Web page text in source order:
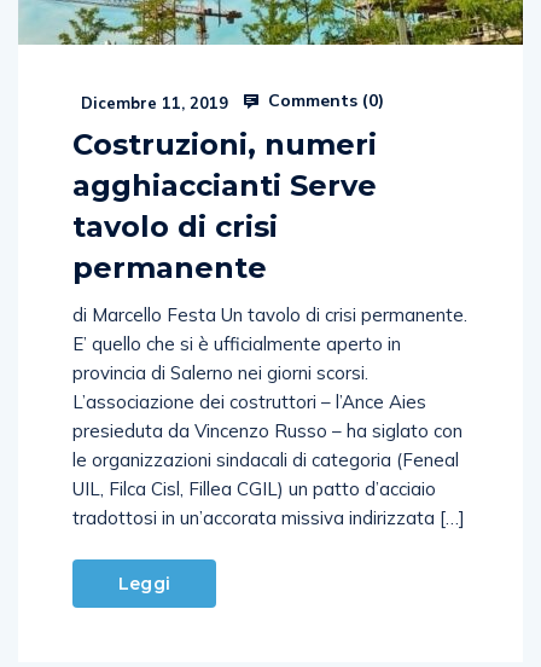
Dicembre 11, 2019 Comments (0)
Costruzioni, numeri
agghiaccianti Serve
tavolo di crisi
permanente
di Marcello Festa Un tavolo di crisi permanente.
E’ quello che si è ufficialmente aperto in
provincia di Salerno nei giorni scorsi.
L’associazione dei costruttori – l’Ance Aies
presieduta da Vincenzo Russo – ha siglato con
le organizzazioni sindacali di categoria (Feneal
UIL, Filca Cisl, Fillea CGIL) un patto d’acciaio
tradottosi in un’accorata missiva indirizzata […]
Leggi